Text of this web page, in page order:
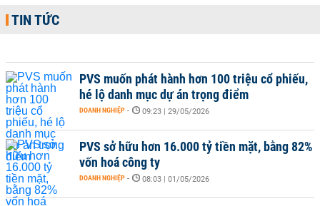
TIN TỨC
PVS muốn phát hành hơn 100 triệu cổ phiếu,
hé lộ danh mục dự án trọng điểm
DOANH NGHIỆP - 09:23 | 29/05/2026
PVS sở hữu hơn 16.000 tỷ tiền mặt, bằng 82%
vốn hoá công ty
DOANH NGHIỆP - 08:03 | 01/05/2026